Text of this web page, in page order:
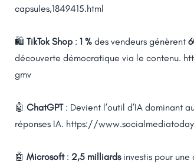
capsules,1849415.html
🛍️ TikTok Shop : 1 % des vendeurs génèrent
découverte démocratique via le contenu.
gmv
🤖 ChatGPT: Devient l’outil d’IA dominant
réponses IA. https://
🤖 Microsoft: 2,5 milliardsinvestis pour une